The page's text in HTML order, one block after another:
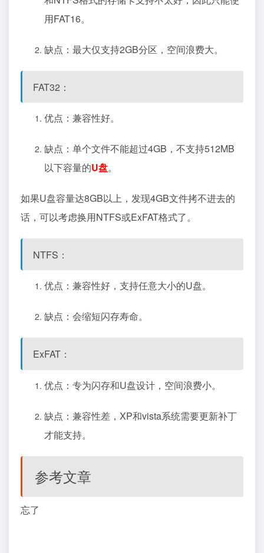
用FAT16。
缺点：最大仅支持2GB分区，空间浪费大。
FAT32：
优点：兼容性好。
缺点：单个文件不能超过4GB，不支持512MB
以下容量的U盘。
如果U盘容量达8GB以上，发现4GB文件拷不进去的
话，可以考虑换用NTFS或ExFAT格式了。
NTFS：
优点：兼容性好，支持任意大小的U盘。
缺点：会缩短闪存寿命。
ExFAT：
优点：专为闪存和U盘设计，空间浪费小。
缺点：兼容性差，XP和vista系统需要更新补丁
才能支持。
参考文章
忘了